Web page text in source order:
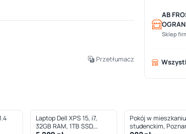
Przetłumacz
AB
Sklep
Laptop Dell XPS 15, i7,
32GB RAM, 1TB SSD,
Pokój w mieszkaniu
studenckim,